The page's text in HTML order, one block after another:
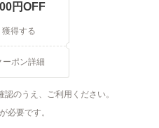
円OFF
獲得する
ーポン詳細
認のうえ、ご利用ください。
必要です。